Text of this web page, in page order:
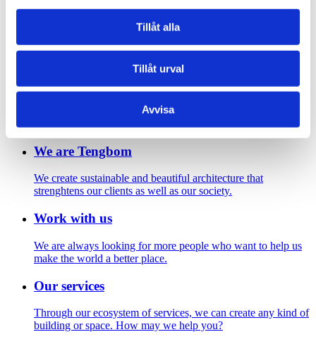
Tillåt alla
Tillåt urval
Avvisa
Footer
Contact us
Welcome to Tengbom! Whatever your question or enquiry,
We are Tengbom
We create sustainable and beautiful architecture that
strenghtens our clients as well as our society.
Work with us
We are always looking for more people who want to help us
make the world a better place.
Our services
Through our ecosystem of services, we can create any kind of
building or space. How may we help you?